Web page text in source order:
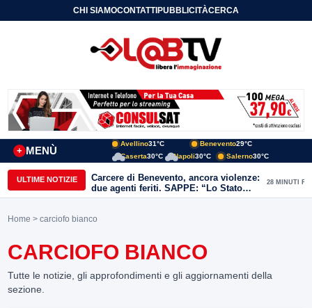
CHI SIAMOCONTATTIPUBBLICITÀCERCA
MENÙ
+
Avellino31°C Benevento29°C
Caserta30°C Napoli30°C Salerno30°C
ULTIME NOTIZIE
Carcere di Benevento, ancora violenze:
due agenti feriti. SAPPE: “Lo Stato
non può arretrare”
28 MINUTI FA
Home > carciofo bianco
CARCIOFO BIANCO
Tutte le notizie, gli approfondimenti e gli aggiornamenti della
sezione.